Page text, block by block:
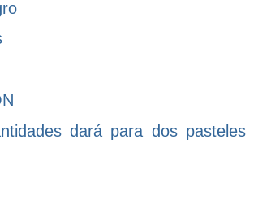
dará para dos pasteles